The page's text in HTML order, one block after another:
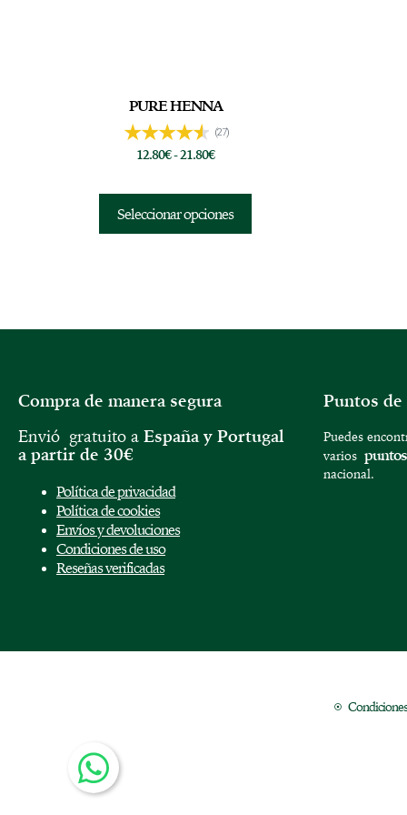
PURE HENNA
(27)
12.80€-21.80€
Seleccionar opciones
Compra de manera segura
Envió gratuito a España y Portugal
a partir de 30€
Política de privacidad
Política de cookies
Envíos y devoluciones
Condiciones de uso
Reseñas verificadas
Puntos de
Puedes
varios
nacional.